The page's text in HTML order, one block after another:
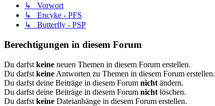
↳ Vorwort
↳ Encyke - PFS
↳ Butterfly - PSP
Berechtigungen in diesem Forum
Du darfst keine neuen Themen in diesem Forum erstellen.
Du darfst keine Antworten zu Themen in diesem Forum erstellen.
Du darfst deine Beiträge in diesem Forum nicht ändern.
Du darfst deine Beiträge in diesem Forum nicht löschen.
Du darfst keine Dateianhänge in diesem Forum erstellen.